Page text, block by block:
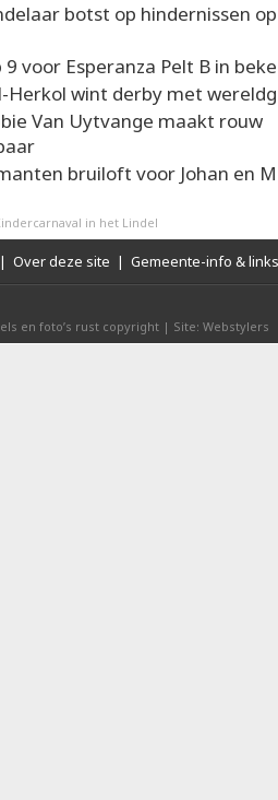
botst op hindernissen
9 voor Esperanza Pelt B in
Herkol wint derby met
Van Uytvange maakt rouw
bruiloft voor Johan en
in het Lindel
| Over deze site | Gemeente-info & links
en foto’s rust copyright | Site: Webstylers